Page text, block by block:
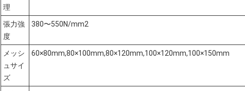
理
張力強
度
380〜550N/mm2
メッシ
ュサイ
ズ
60×80mm,80×100mm,80×120mm,100×120mm,100×150mm